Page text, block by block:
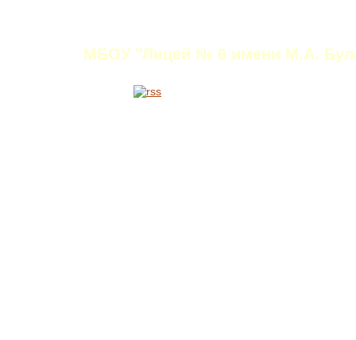
МБОУ "Лицей № 6 имени М.А.